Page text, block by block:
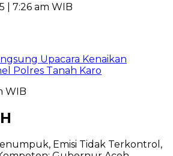
| 7:26 am WIB
Upacara Kenaikan
Polres Tanah Karo
WIB